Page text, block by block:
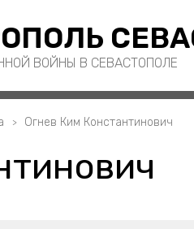
ВОЙНЫ В СЕВАСТОПОЛЕ
Огнев Ким Константинович